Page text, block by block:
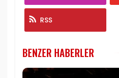
RSS
BENZER HABERLER